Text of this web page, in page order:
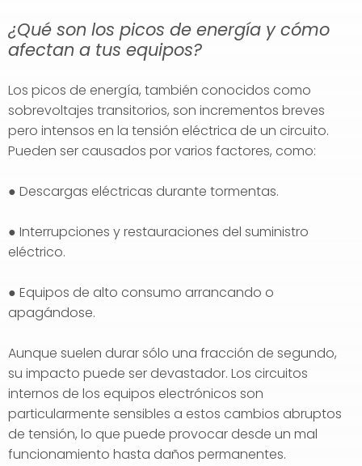
¿Qué son los picos de energía y cómo
afectan a tus equipos?
Los picos de energía, también conocidos como
sobrevoltajes transitorios, son incrementos breves
pero intensos en la tensión eléctrica de un circuito.
Pueden ser causados por varios factores, como:
● Descargas eléctricas durante tormentas.
● Interrupciones y restauraciones del suministro
eléctrico.
● Equipos de alto consumo arrancando o
apagándose.
Aunque suelen durar sólo una fracción de segundo,
su impacto puede ser devastador. Los circuitos
internos de los equipos electrónicos son
particularmente sensibles a estos cambios abruptos
de tensión, lo que puede provocar desde un mal
funcionamiento hasta daños permanentes.